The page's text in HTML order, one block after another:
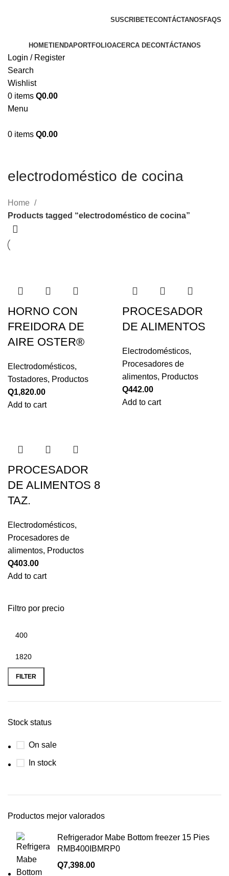
SUSCRIBETECONTÁCTANOS FAQS
HOMETIENDAPORTFOLIOACERCA DECONTÁCTANOS
Login / Register
Search
Wishlist
0 items Q0.00
Menu
0 items Q0.00
electrodoméstico de cocina
Filtro por precio
FILTER
Stock status
On sale
In stock
Productos mejor valorados
Refrigerador Mabe Bottom freezer 15 Pies
RMB400IBMRP0
Q7,398.00
Home
Products tagged “electrodoméstico de cocina”
HORNO CON
FREIDORA DE
AIRE OSTER®
Electrodomésticos,
Tostadores, Productos
Q1,820.00
Add to cart
PROCESADOR
DE ALIMENTOS
Electrodomésticos,
Procesadores de
alimentos, Productos
Q442.00
Add to cart
PROCESADOR
DE ALIMENTOS 8
TAZ.
Electrodomésticos,
Procesadores de
alimentos, Productos
Q403.00
Add to cart